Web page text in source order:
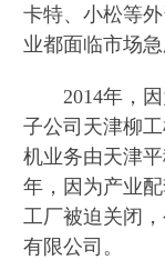
卡特、小松等
业都面临市场
2014年，因
子公司天津柳
机业务由天津
年，因为产业
工厂被迫关闭
有限公司。